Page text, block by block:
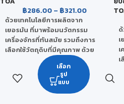
฿286.00 – ฿321.00
ด้วยเทคโนโลยีการผลิตจาก
เยอรมัน ที่มาพร้อมนวัตกรรม
เครื่องจักรที่ทันสมัย รวมถึงการ
เลือกใช้วัตถุดิบที่มีคุณภาพ ด้วย
ส่วนผสมของแร่เพอร์ไลท์
(Perlite) ที่มีคุณสมบัติเด่นในเรื่อง
ของการดูดซับความชื้น มีความ
ยืดหยุ่นได้ดี เป็นวัสดุทนไฟ และยัง
เลือก
รูป
แบบ